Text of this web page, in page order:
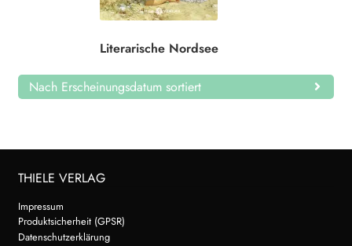
Literarische Nordsee
Nach Erscheinungsdatum sortiert
THIELE VERLAG
Impressum
Produktsicherheit (GPSR)
Datenschutzerklärung